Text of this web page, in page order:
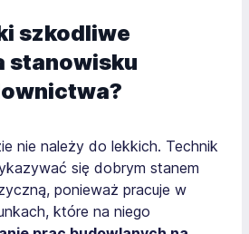
szkodliwe
stanowisku
nie należy do lekkich. Technik
się dobrym stanem
ponieważ pracuje w
które na niego